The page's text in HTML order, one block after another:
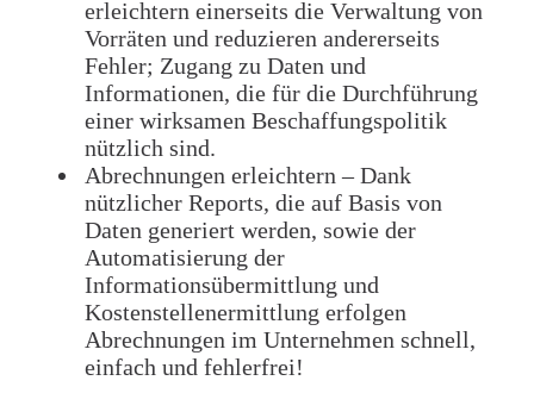
erleichtern einerseits die Verwaltung von
Vorräten und reduzieren andererseits
Fehler; Zugang zu Daten und
Informationen, die für die Durchführung
einer wirksamen Beschaffungspolitik
nützlich sind.
Abrechnungen erleichtern – Dank
nützlicher Reports, die auf Basis von
Daten generiert werden, sowie der
Automatisierung der
Informationsübermittlung und
Kostenstellenermittlung erfolgen
Abrechnungen im Unternehmen schnell,
einfach und fehlerfrei!